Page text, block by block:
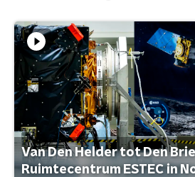
Van Den Helder tot Den
Ruimtecentrum ESTEC in